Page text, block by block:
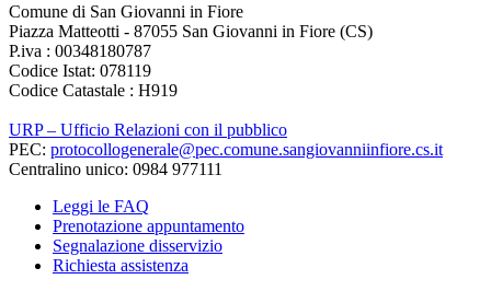
Comune di San Giovanni in Fiore
Piazza Matteotti - 87055 San Giovanni in Fiore (CS)
P.iva : 00348180787
Codice Istat: 078119
Codice Catastale : H919
URP – Ufficio Relazioni con il pubblico
PEC: protocollogenerale@pec.comune.sangiovanniinfiore.cs.it
Centralino unico: 0984 977111
Leggi le FAQ
Prenotazione appuntamento
Segnalazione disservizio
Richiesta assistenza